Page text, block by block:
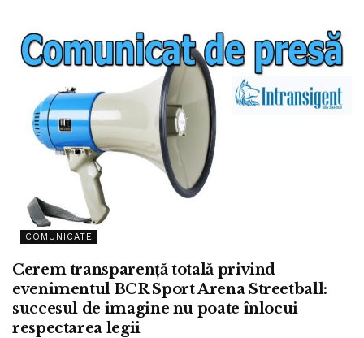
COMUNICATE
Cerem transparență totală privind
evenimentul BCR Sport Arena Streetball:
succesul de imagine nu poate înlocui
respectarea legii